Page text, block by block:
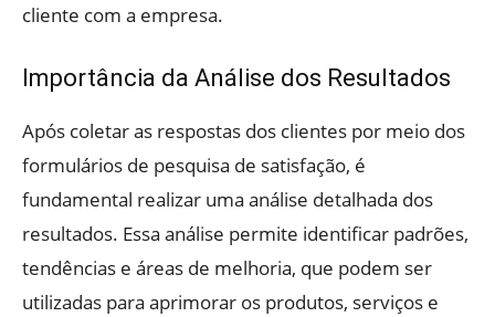
cliente com a empresa.
Importância da Análise dos Resultados
Após coletar as respostas dos clientes por meio dos
formulários de pesquisa de satisfação, é
fundamental realizar uma análise detalhada dos
resultados. Essa análise permite identificar padrões,
tendências e áreas de melhoria, que podem ser
utilizadas para aprimorar os produtos, serviços e